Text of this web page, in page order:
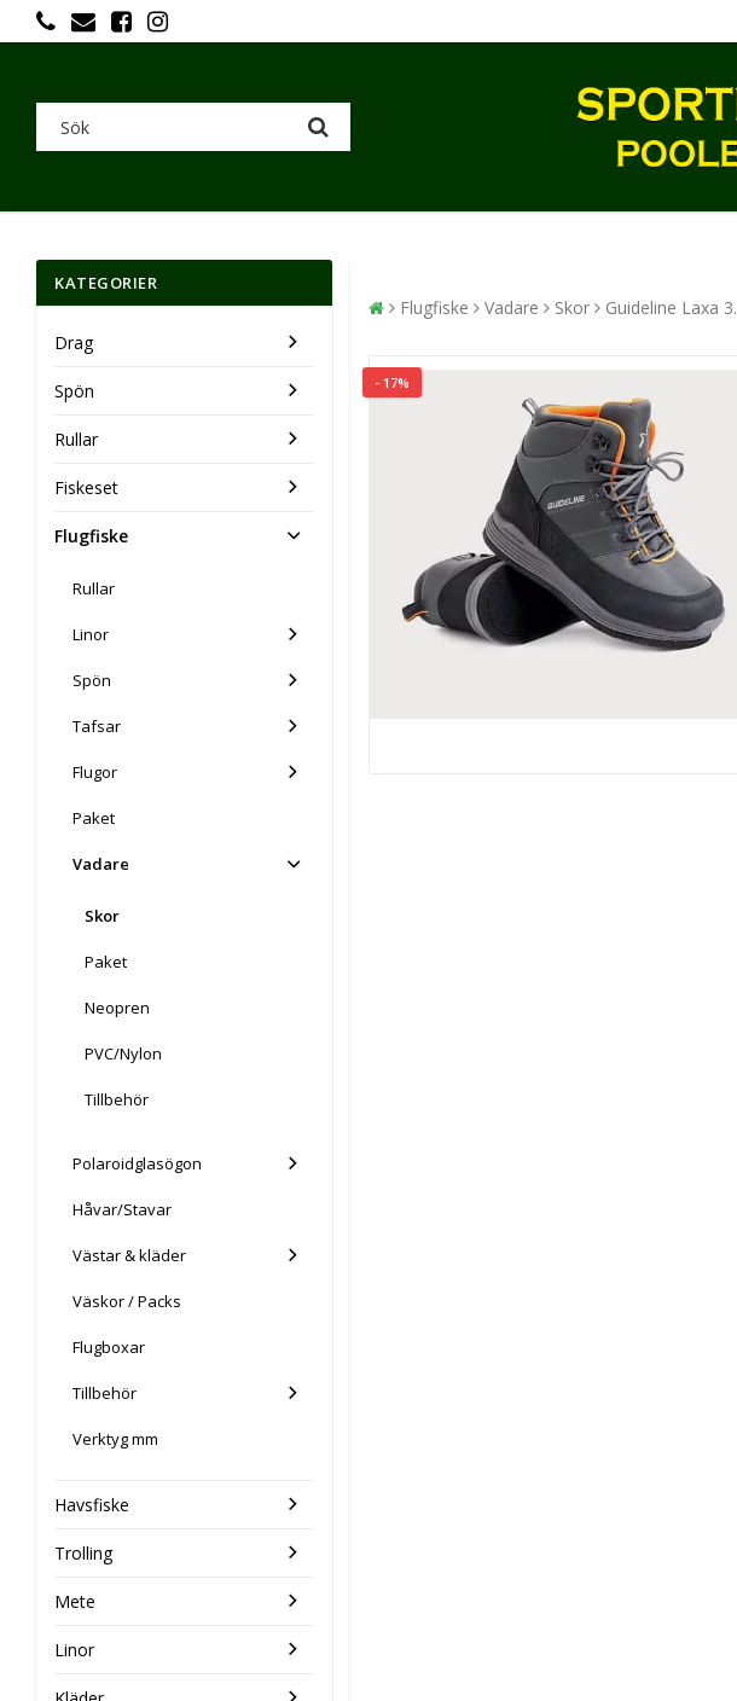
KATEGORIER
Drag
Spön
Rullar
Fiskeset
Flugfiske
Rullar
Linor
Spön
Tafsar
Flugor
Paket
Vadare
Skor
Paket
Neopren
PVC/Nylon
Tillbehör
Polaroidglasögon
Håvar/Stavar
Västar & kläder
Väskor / Packs
Flugboxar
Tillbehör
Verktyg mm
Havsfiske
Trolling
Mete
Linor
Flugfiske Vadare Skor Guideline Laxa
- 17%